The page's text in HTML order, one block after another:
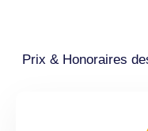
Prix & Honoraires